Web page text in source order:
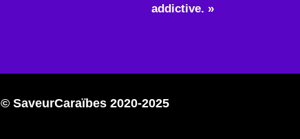
addictive. »
© SaveurCaraïbes 2020-2025